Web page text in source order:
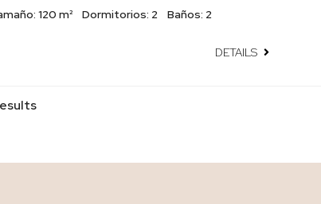
120 m² Dormitorios: 2 Baños: 2
DETAILS